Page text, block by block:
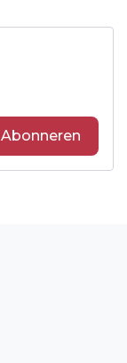
Abonneren